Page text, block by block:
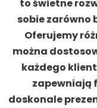
to świetne
sobie zarówno
Oferujemy
można
każdego
zapewniają
doskonale